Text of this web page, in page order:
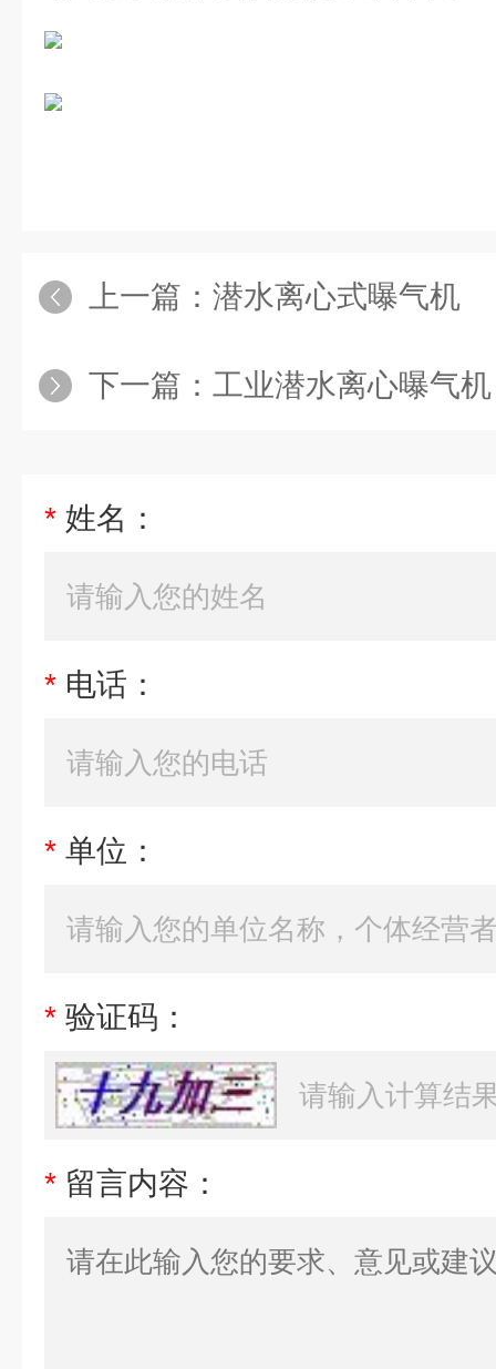
上一篇： 潜水离心式曝气机
下一篇： 工业潜水离心曝气机
* 姓名：
* 电话：
* 单位：
* 验证码：
* 留言内容：